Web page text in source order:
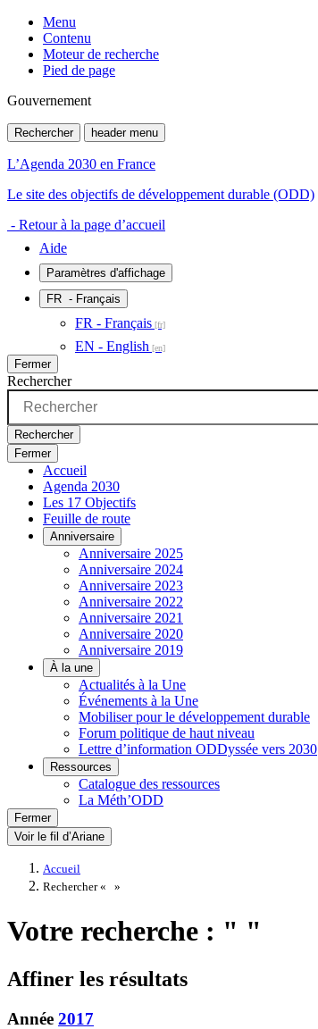
Menu
Contenu
Moteur de recherche
Pied de page
Gouvernement
Rechercher header menu
L’Agenda 2030 en France
Le site des objectifs de développement durable (ODD)
- Retour à la page d’accueil
Aide
Paramètres d'affichage
FR - Français
FR - Français
EN - English
Fermer
Rechercher
Rechercher
Fermer
Accueil
Agenda 2030
Les 17 Objectifs
Feuille de route
Anniversaire
Anniversaire 2025
Anniversaire 2024
Anniversaire 2023
Anniversaire 2022
Anniversaire 2021
Anniversaire 2020
Anniversaire 2019
À la une
Actualités à la Une
Événements à la Une
Mobiliser pour le développement durable
Forum politique de haut niveau
Lettre d’information ODDyssée vers 2030
Ressources
Catalogue des ressources
La Méth’ODD
Fermer
Voir le fil d’Ariane
Accueil
Rechercher «
»
Votre recherche : " "
Affiner les résultats
Année 2017